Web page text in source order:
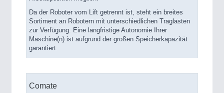
Da der Roboter vom Lift getrennt ist, steht ein breites
Sortiment an Robotern mit unterschiedlichen Traglasten
zur Verfügung. Eine langfristige Autonomie Ihrer
Maschine(n) ist aufgrund der großen Speicherkapazität
garantiert.
Comate